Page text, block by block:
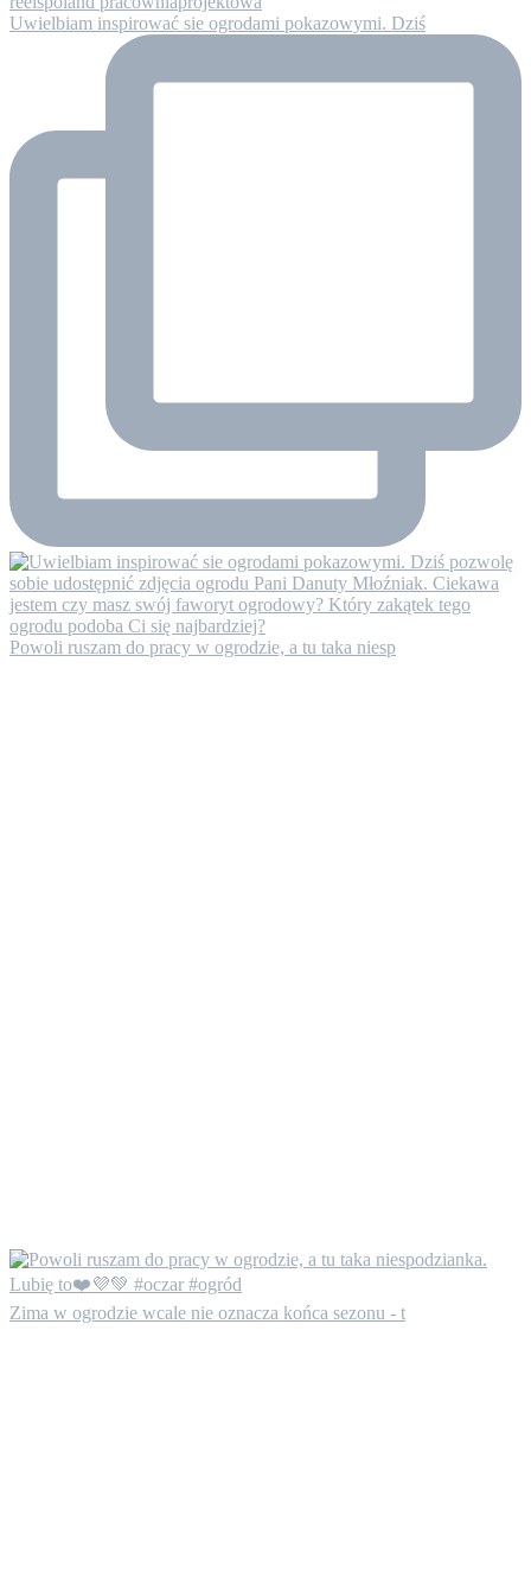
Uwielbiam inspirować sie ogrodami pokazowymi. Dziś
Powoli ruszam do pracy w ogrodzie, a tu taka niesp
Zima w ogrodzie wcale nie oznacza końca sezonu - t